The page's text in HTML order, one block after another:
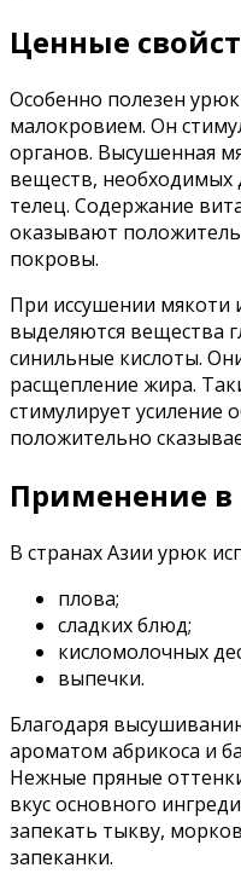
Ценные
Особенно полезен
малокровием. Он
органов. Высушенная
веществ, необходимых
телец. Содержание
оказывают
покровы.
При иссушении мякоти
выделяются вещества
синильные кислоты.
расщепление жира.
стимулирует усиление
положительно
Применение
В странах Азии урюк
плова;
сладких блюд;
кисломолочных
выпечки.
Благодаря
ароматом абрикоса и
Нежные пряные
вкус основного
запекать тыкву,
запеканки.